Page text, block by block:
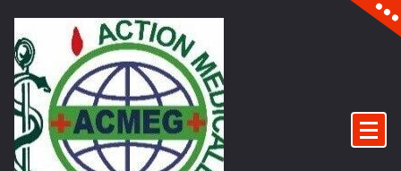
contenu